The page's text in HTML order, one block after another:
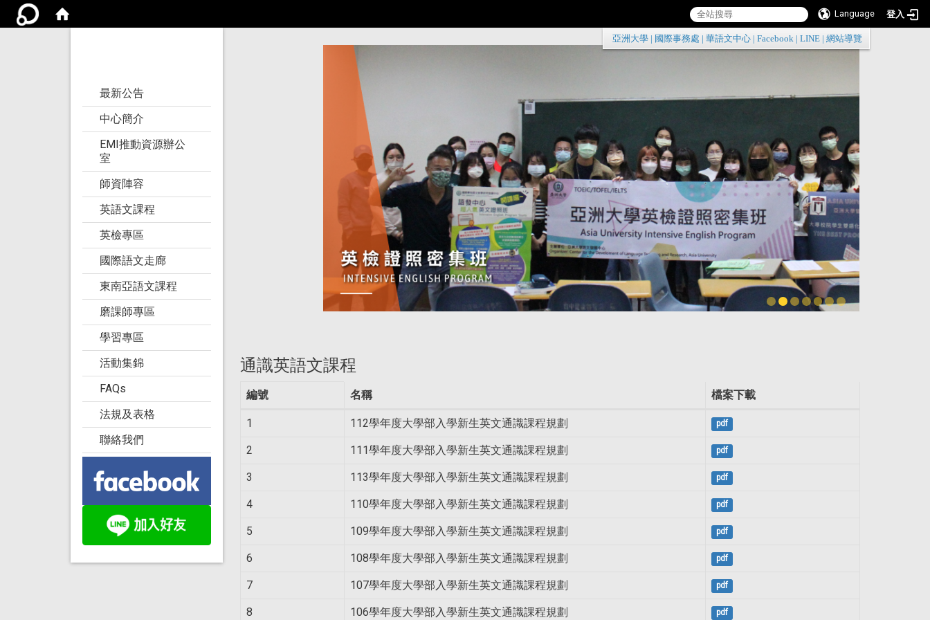
Language 登入
:::
亞洲大學 國際事務處 華語文中心 Facebook LINE 網站導覽
最新公告
中心簡介
EMI推動資源辦公
室
師資陣容
英語文課程
英檢專區
國際語文走廊
東南亞語文課程
磨課師專區
學習專區
活動集錦
FAQs
法規及表格
聯絡我們
通識英語文課程
編號 名稱 檔案下載
1 112學年度大學部入學新生英文通識課程規劃 pdf
2 111學年度大學部入學新生英文通識課程規劃 pdf
3 113學年度大學部入學新生英文通識課程規劃 pdf
4 110學年度大學部入學新生英文通識課程規劃 pdf
5 109學年度大學部入學新生英文通識課程規劃 pdf
6 108學年度大學部入學新生英文通識課程規劃 pdf
7 107學年度大學部入學新生英文通識課程規劃 pdf
8 106學年度大學部入學新生英文通識課程規劃 pdf